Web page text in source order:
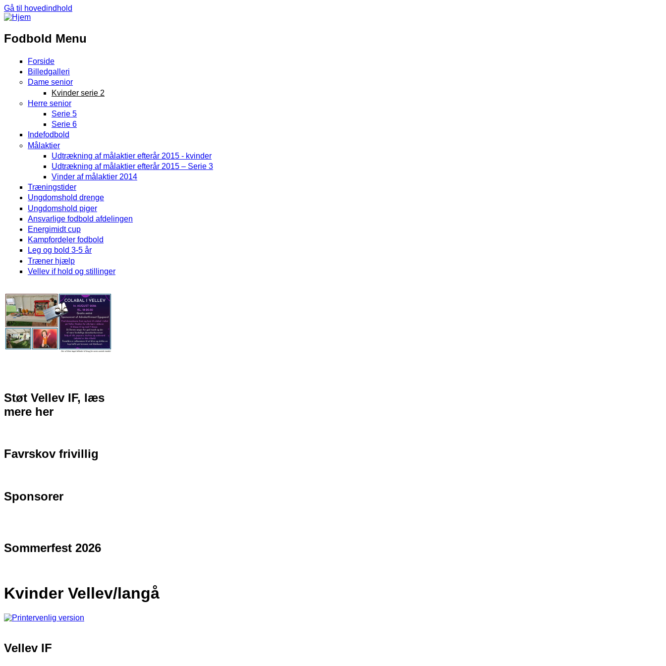
Gå til hovedindhold
Fodbold Menu
Forside
Billedgalleri
Dame senior
Kvinder serie 2
Herre senior
Serie 5
Serie 6
Indefodbold
Målaktier
Udtrækning af målaktier efterår 2015 - kvinder
Udtrækning af målaktier efterår 2015 – Serie 3
Vinder af målaktier 2014
Træningstider
Ungdomshold drenge
Ungdomshold piger
Ansvarlige fodbold afdelingen
Energimidt cup
Kampfordeler fodbold
Leg og bold 3-5 år
Træner hjælp
Vellev if hold og stillinger
Støt Vellev IF, læs
mere her
Favrskov frivillig
Sponsorer
Sommerfest 2026
Kvinder Vellev/langå
Vellev IF